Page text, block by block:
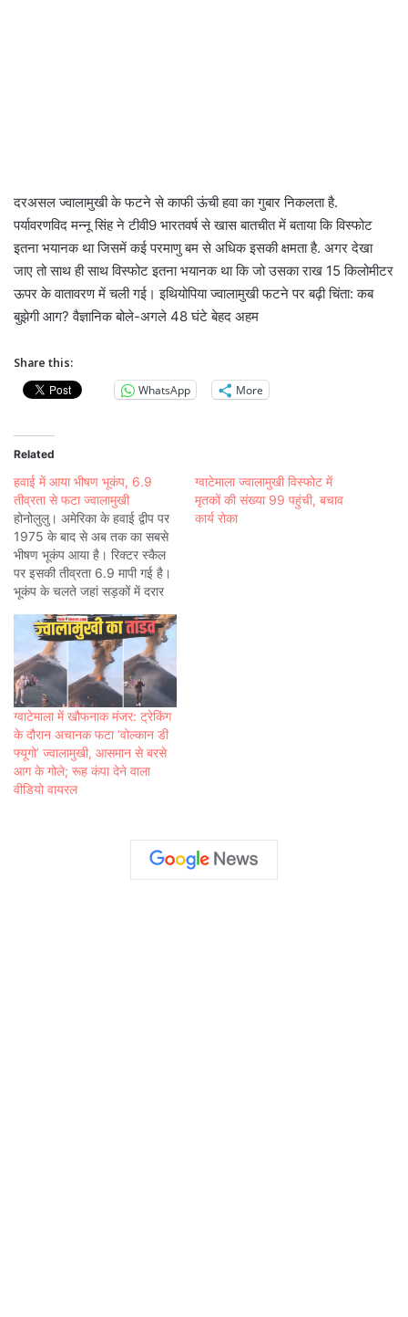
दरअसल ज्वालामुखी के फटने से काफी ऊंची हवा का गुबार निकलता है.
पर्यावरणविद मन्नू सिंह ने टीवी9 भारतवर्ष से खास बातचीत में बताया कि विस्फोट
इतना भयानक था जिसमें कई परमाणु बम से अधिक इसकी क्षमता है. अगर देखा
जाए तो साथ ही साथ विस्फोट इतना भयानक था कि जो उसका राख 15 किलोमीटर
ऊपर के वातावरण में चली गई। इथियोपिया ज्वालामुखी फटने पर बढ़ी चिंता: कब
बुझेगी आग? वैज्ञानिक बोले-अगले 48 घंटे बेहद अहम
Share this:
WhatsApp
More
Related
हवाई में आया भीषण भूकंप, 6.9
तीव्रता से फटा ज्वालामुखी
होनोलुलु। अमेरिका के हवाई द्वीप पर
1975 के बाद से अब तक का सबसे
भीषण भूकंप आया है। रिक्टर स्कैल
पर इसकी तीव्रता 6.9 मापी गई है।
भूकंप के चलते जहां सड़कों में दरार
दुनिया के सबसे सक्रिय ज्वालामुखी में
से एक…
ग्वाटेमाला ज्वालामुखी विस्फोट में
मृतकों की संख्या 99 पहुंची, बचाव
कार्य रोका
ग्वाटेमाला में खौफनाक मंजर: ट्रेकिंग
के दौरान अचानक फटा ‘वोल्कान डी
फ्यूगो’ ज्वालामुखी, आसमान से बरसे
आग के गोले; रूह कंपा देने वाला
वीडियो वायरल